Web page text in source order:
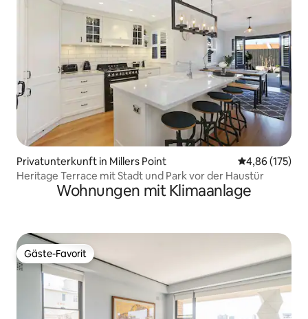
Privatunterkunft in Millers Point
4,86 (175)
Heritage Terrace mit Stadt und Park vor der Haustür
Wohnungen mit Klimaanlage
Gäste-Favorit
Gäste-Favorit